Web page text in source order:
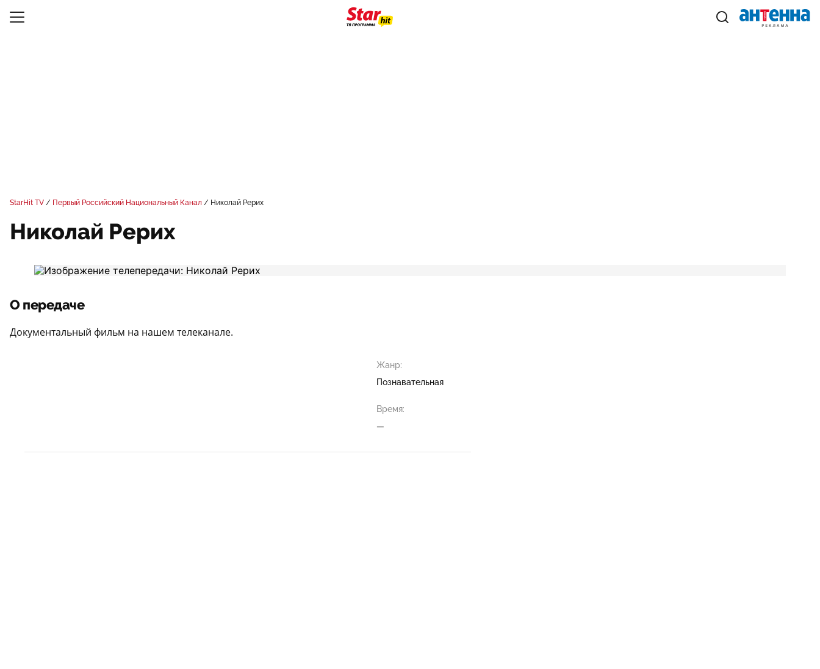
StarHit TV Первый Российский Национальный Канал Николай Рерих
Николай Рерих
О передаче
Документальный фильм на нашем телеканале.
Жанр:
Познавательная
Время:
—